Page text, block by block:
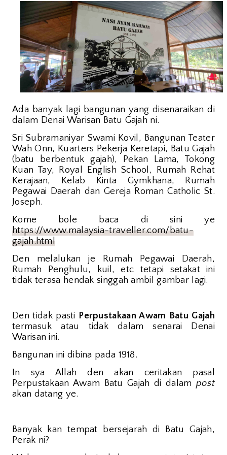
Ada banyak lagi bangunan yang disenaraikan di
dalam Denai Warisan Batu Gajah ni.
Sri Subramaniyar Swami Kovil, Bangunan Teater
Wah Onn, Kuarters Pekerja Keretapi, Batu Gajah
(batu berbentuk gajah), Pekan Lama, Tokong
Kuan Tay, Royal English School, Rumah Rehat
Kerajaan, Kelab Kinta Gymkhana, Rumah
Pegawai Daerah dan Gereja Roman Catholic St.
Joseph.
Kome bole baca di sini ye
https://www.malaysia-traveller.com/batu-
gajah.html
Den melalukan je Rumah Pegawai Daerah,
Rumah Penghulu, kuil, etc tetapi setakat ini
tidak terasa hendak singgah ambil gambar lagi.
Den tidak pasti Perpustakaan Awam Batu Gajah
termasuk atau tidak dalam senarai Denai
Warisan ini.
Bangunan ini dibina pada 1918.
In sya Allah den akan ceritakan pasal
Perpustakaan Awam Batu Gajah di dalam post
akan datang ye.
Banyak kan tempat bersejarah di Batu Gajah,
Perak ni?